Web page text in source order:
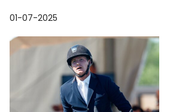
01-07-2025